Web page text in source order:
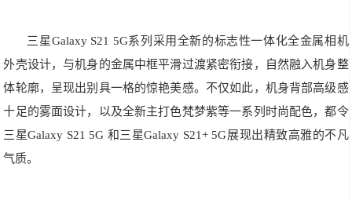
三星Galaxy S21 5G系列采用全新的标志性一体化全金属相机
外壳设计，与机身的金属中框平滑过渡紧密衔接，自然融入机身整
体轮廓，呈现出别具一格的惊艳美感。不仅如此，机身背部高级感
十足的雾面设计，以及全新主打色梵梦紫等一系列时尚配色，都令
三星Galaxy S21 5G 和三星Galaxy S21+ 5G展现出精致高雅的不凡
气质。